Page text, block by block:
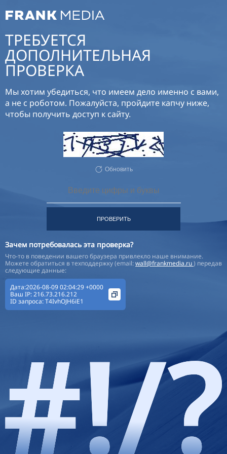
ТРЕБУЕТСЯ
ДОПОЛНИТЕЛЬНАЯ
ПРОВЕРКА
Мы хотим убедиться, что имеем дело именно с вами,
а не с роботом. Пожалуйста, пройдите капчу ниже,
чтобы получить доступ к сайту.
Обновить
ПРОВЕРИТЬ
Зачем потребовалась эта проверка?
Что-то в поведении вашего браузера привлекло наше внимание.
Можете обратиться в техподдержку (email:wall@frankmedia.ru) передав
следующие данные:
Дата:2026-08-09 02:04:29 +0000
Ваш IP:216.73.216.212
ID запроса:T4IvhOJH6iE1